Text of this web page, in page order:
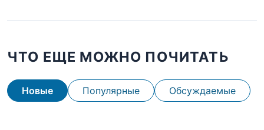
ЧТО ЕЩЕ МОЖНО ПОЧИТАТЬ
Новые Популярные Обсуждаемые